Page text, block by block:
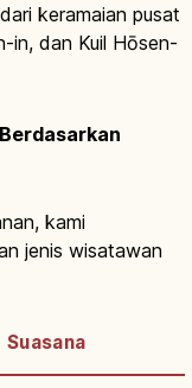
keramaian pusat
in, dan Kuil Hōsen-
kami
jenis wisatawan
Suasana